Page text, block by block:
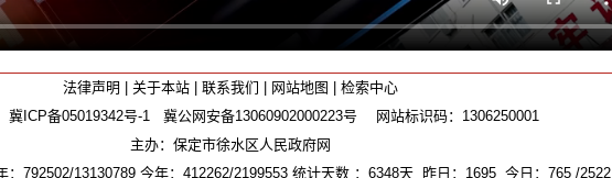
法律声明 关于本站 联系我们 网站地图
检索中心
冀ICP备05019342号-1 冀公网安备13060902000223号网站标识码：1306250001
主办：保定市徐水区人民政府网
：792502/13130789 今年：412262/2199553 统计天数 ：6348天 昨日：1695 今日：765 /2522